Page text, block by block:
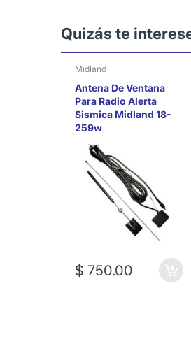
Quizás te
Midland
Antena De Ventana
Para Radio Alerta
Sismica Midland 18-
259w
$ 750.00